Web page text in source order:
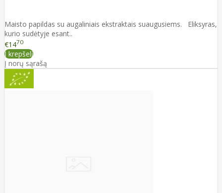
Maisto papildas su augaliniais ekstraktais suaugusiems. Eliksyras,
kurio sudėtyje esant..
€1470
Į krepšelį
Į norų sąrašą